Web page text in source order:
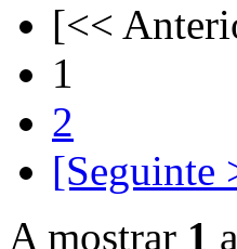
[<<
1
2
[Seguinte
A mostrar 1 a